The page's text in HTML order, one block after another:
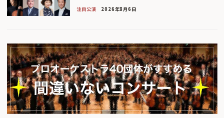
注目公演 2026年8月6日